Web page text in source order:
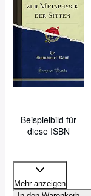
Beispielbild für
diese ISBN
Mehr anzeigen